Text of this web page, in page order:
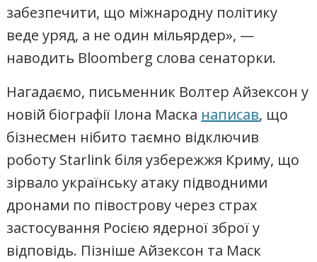
забезпечити, що міжнародну політику
веде уряд, а не один мільярдер», —
наводить Bloomberg слова сенаторки.
Нагадаємо, письменник Волтер Айзексон у
новій біографії Ілона Маска написав, що
бізнесмен нібито таємно відключив
роботу Starlink біля узбережжя Криму, що
зірвало українську атаку підводними
дронами по півострову через страх
застосування Росією ядерної зброї у
відповідь. Пізніше Айзексон та Маск